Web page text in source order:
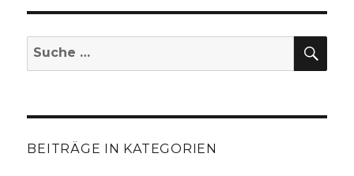
Suche
nach:
BEITRÄGE IN KATEGORIEN